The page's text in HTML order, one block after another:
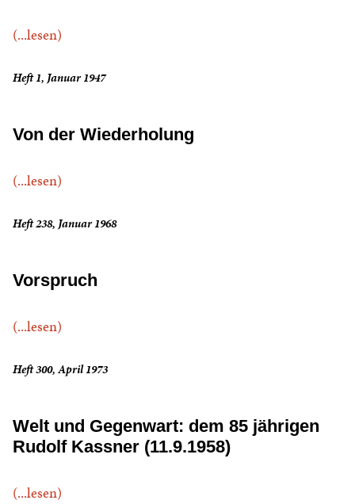
(...lesen)
Heft 1, Januar 1947
Von der Wiederholung
(...lesen)
Heft 238, Januar 1968
Vorspruch
(...lesen)
Heft 300, April 1973
Welt und Gegenwart: dem 85 jährigen
Rudolf Kassner (11.9.1958)
(...lesen)